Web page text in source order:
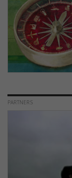
PARTNERS